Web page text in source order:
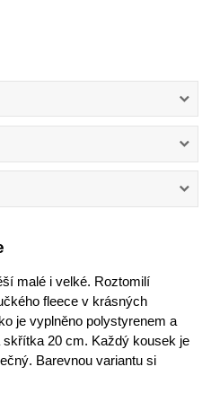
malé i velké. Roztomilí
fleece v krásných
je vyplněno polystyrenem a
20 cm. Každý kousek je
Barevnou variantu si